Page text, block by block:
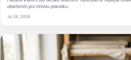
oblečením pro citlivou pokožku.
Jul 26, 2026